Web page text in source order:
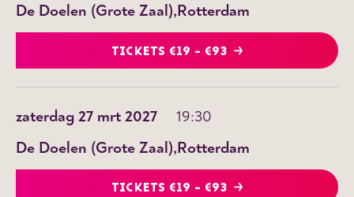
Rotterdam
De Doelen (Grote Zaal)
TICKETS €19 - €93
zaterdag 27 mrt 2027
19:30
Rotterdam
De Doelen (Grote Zaal)
TICKETS €19 - €93